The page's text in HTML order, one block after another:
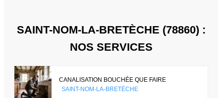
SAINT-NOM-LA-BRETÈCHE (78860) :
NOS SERVICES
CANALISATION BOUCHÉE QUE FAIRE
SAINT-NOM-LA-BRETÈCHE